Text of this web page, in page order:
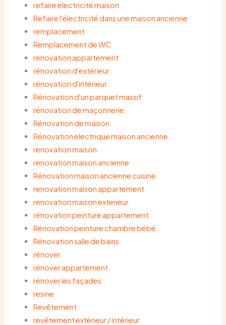
refaire electricité maison
Refaire l'électricité dans une maison ancienne
remplacement
Remplacement de WC
renovation appartement
rénovation d'extérieur
rénovation d'intérieur
Rénovation d'un parquet massif
rénovation de maçonnerie
Rénovation de maison
Rénovation electrique maison ancienne
renovation maison
renovation maison ancienne
Rénovation maison ancienne cuisine
renovation maison appartement
renovation maison exterieur
rénovation peinture appartement
Rénovation peinture chambre bébé
Rénovation salle de bains
rénover
rénover appartement
rénover les façades
resine
Revêtement
revêtement extérieur / intérieur